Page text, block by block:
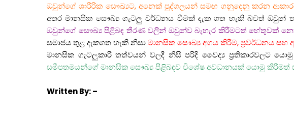
ඔවුන්ගේ ශාරීරික සෞඛ්‍යට, අනෙක් පුද්ගලයන් සමඟ ගනුදෙනු කරන
අතර මානසික සෞඛ්‍ය ගැටලු වර්ධනය වීමක් දැක ගත හැකි බවත් ඔවුන්
ඔවුන්ගේ සෞඛ්‍ය පිළිබඳ තීරණ වලින් ඔවුන්ව බැහැර කිරීමටත් හේතුවක්
සමාජය තුළ දැකගත හැකි නිසාමානසික සෞඛ්‍ය අගය කිරීම, ප්‍රවර්ධනය සහ
මානසික ගැටලුකාරී තත්වයන් වලදී නිසි පරිදි වෛද්‍ය ප්‍රතිකාරවලට
සමීපතමයන්ගේ මානසික සෞඛ්‍ය පිළිබඳව විශේෂ අවධානයක් යොමු කිරීමත්
WrittenBy: –